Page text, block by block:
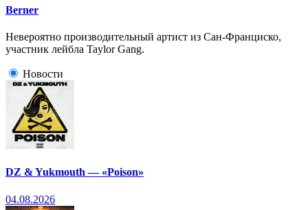
Berner
Невероятно производительный артист из Сан-Франциско,
участник лейбла Taylor Gang.
Новости
DZ & Yukmouth — «Poison»
04.08.2026